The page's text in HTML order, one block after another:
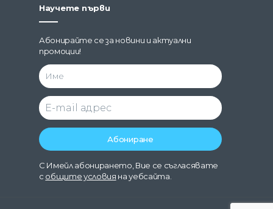
Научете първи
Абонирайте се за новини и актуални
промоции!
С Имейл абонирането, Вие се съгласявате
с общите условия на уебсайта.